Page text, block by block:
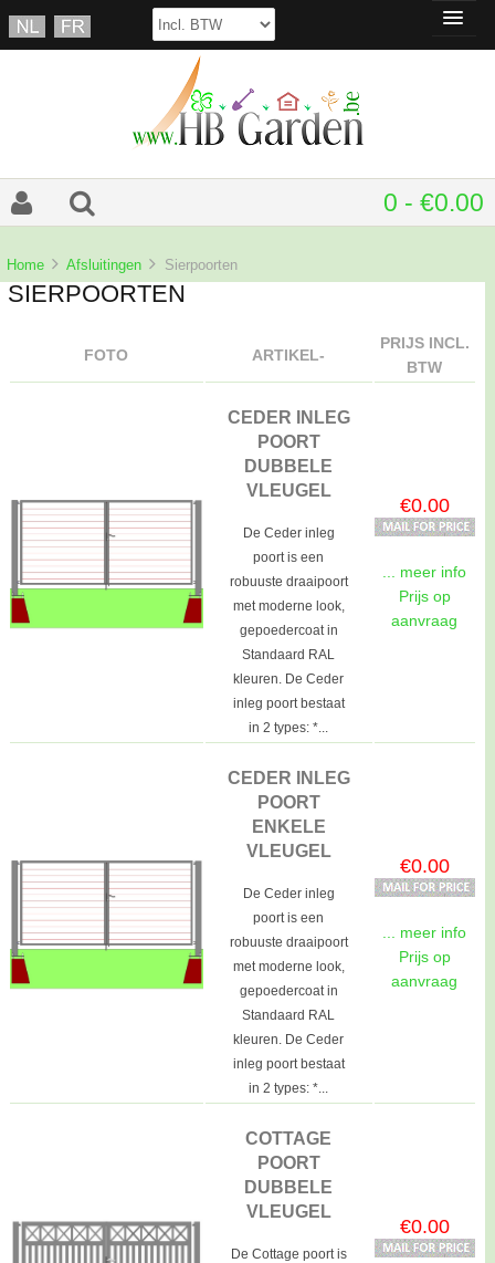
0 - €0.00
Home Afsluitingen Sierpoorten
SIERPOORTEN
FOTO ARTIKEL-
PRIJS INCL.
BTW
CEDER INLEG
POORT
DUBBELE
VLEUGEL
De Ceder inleg
poort is een
robuuste draaipoort
met moderne look,
gepoedercoat in
Standaard RAL
kleuren. De Ceder
inleg poort bestaat
in 2 types: *...
€0.00
... meer info
Prijs op
aanvraag
CEDER INLEG
POORT
ENKELE
VLEUGEL
De Ceder inleg
poort is een
robuuste draaipoort
met moderne look,
gepoedercoat in
Standaard RAL
kleuren. De Ceder
inleg poort bestaat
in 2 types: *...
€0.00
... meer info
Prijs op
aanvraag
COTTAGE
POORT
DUBBELE
VLEUGEL
De Cottage poort is
€0.00